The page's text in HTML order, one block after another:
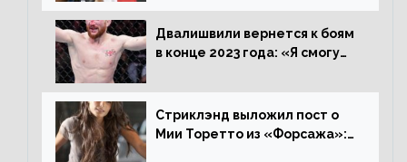
увезти пояс в Польшу»
Двалишвили вернется к боям
в конце 2023 года: «Я смогу
Стриклэнд выложил пост о
Мии Торетто из «Форсажа»: